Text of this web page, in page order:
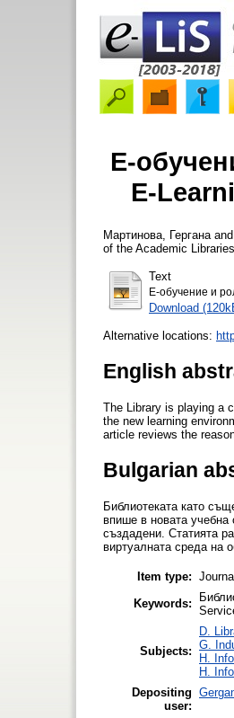
Е-
E-
Мартинова, Гергана and
of the Academic
Text
Е-обучение и
Download
Alternative locations:
English
The Library is playing a
the new learning
article reviews the
Bulgarian
Библиотеката като
впише в новата учебна
създадени. Статията
виртуалната среда на
Item type:
Keywords:
Subjects:
D.
G.
H.
H.
Depositing
user: